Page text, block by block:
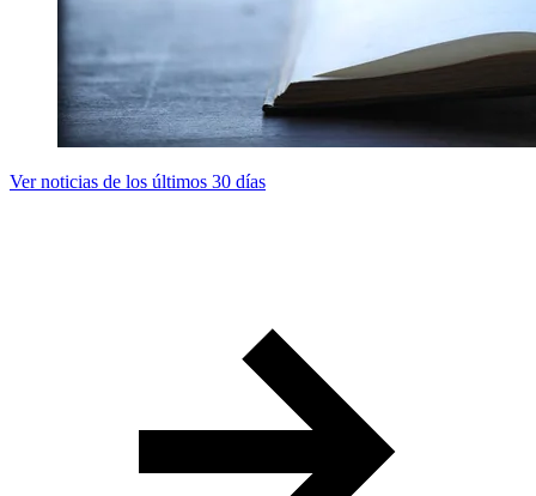
Ver noticias de los últimos 30 días